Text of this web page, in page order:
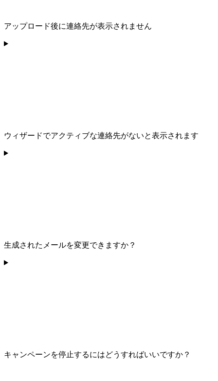
アップロード後に連絡先が表示されません
ウィザードでアクティブな連絡先がないと表示されます
生成されたメールを変更できますか？
キャンペーンを停止するにはどうすればいいですか？